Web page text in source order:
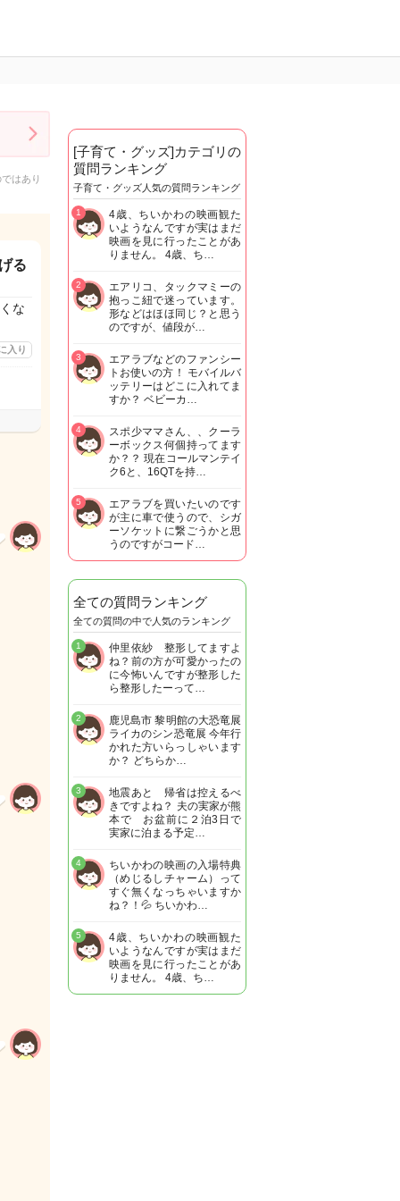
はあり
る
な
入り
[子育て・グッズ]カテゴリの
質問ランキング
子育て・グッズ人気の質問ランキング
4歳、ちいかわの映画観た
いようなんですが実はまだ
映画を見に行ったことがあ
りません。 4歳、ち…
1
エアリコ、タックマミーの
抱っこ紐で迷っています。
形などはほほ同じ？と思う
のですが、値段が…
2
エアラブなどのファンシー
トお使いの方！ モバイルバ
ッテリーはどこに入れてま
すか？ ベビーカ…
3
スポ少ママさん、、クーラ
ーボックス何個持ってます
か？？ 現在コールマンテイ
ク6と、16QTを持…
4
エアラブを買いたいのです
が主に車で使うので、シガ
ーソケットに繋ごうかと思
うのですがコード…
5
全ての質問ランキング
全ての質問の中で人気のランキング
仲里依紗 整形してますよ
ね？前の方が可愛かったの
に今怖いんですが整形した
ら整形したーって…
1
鹿児島市 黎明館の大恐竜展
ライカのシン恐竜展 今年行
かれた方いらっしゃいます
か？ どちらか…
2
地震あと 帰省は控えるべ
きですよね？ 夫の実家が熊
本で お盆前に２泊3日で
実家に泊まる予定…
3
ちいかわの映画の入場特典
（めじるしチャーム）って
すぐ無くなっちゃいますか
ね？！💦 ちいかわ…
4
4歳、ちいかわの映画観た
いようなんですが実はまだ
映画を見に行ったことがあ
りません。 4歳、ち…
5